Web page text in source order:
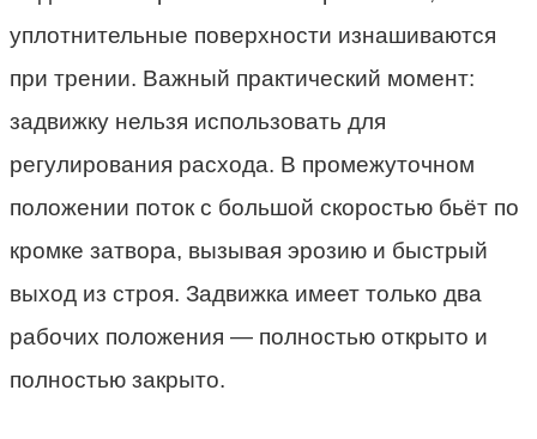
уплотнительные поверхности изнашиваются
при трении. Важный практический момент:
задвижку нельзя использовать для
регулирования расхода. В промежуточном
положении поток с большой скоростью бьёт по
кромке затвора, вызывая эрозию и быстрый
выход из строя. Задвижка имеет только два
рабочих положения — полностью открыто и
полностью закрыто.